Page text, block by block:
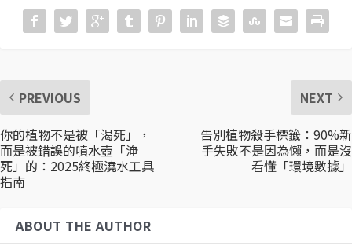
PREVIOUS
你的植物不是被「渴死」，
而是被錯誤的噴水壺「淹
死」的：2025終極澆水工具
指南
NEXT
告別植物殺手標籤：90%新
手失敗不是因為懶，而是沒
看懂「環境數據」
ABOUT THE AUTHOR